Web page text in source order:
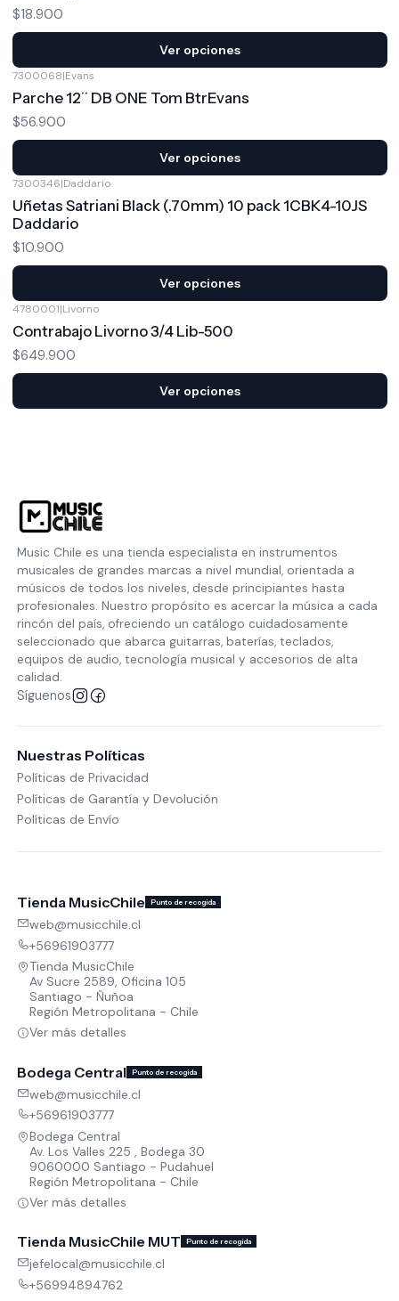
$18.900
Ver opciones
7300068|Evans
Parche 12¨ DB ONE Tom BtrEvans
$56.900
Ver opciones
7300346|Daddario
Uñetas Satriani Black (.70mm) 10 pack 1CBK4-10JS
Daddario
$10.900
Ver opciones
4780001|Livorno
Contrabajo Livorno 3/4 Lib-500
$649.900
Ver opciones
Music Chile es una tienda especialista en instrumentos
musicales de grandes marcas a nivel mundial, orientada a
músicos de todos los niveles, desde principiantes hasta
profesionales. Nuestro propósito es acercar la música a cada
rincón del país, ofreciendo un catálogo cuidadosamente
seleccionado que abarca guitarras, baterías, teclados,
equipos de audio, tecnología musical y accesorios de alta
calidad.
Síguenos
Nuestras Políticas
Políticas de Privacidad
Políticas de Garantía y Devolución
Políticas de Envío
Tienda MusicChile Punto de recogida
web@musicchile.cl
+56961903777
Tienda MusicChile
Av Sucre 2589, Oficina 105
Santiago - Ñuñoa
Región Metropolitana - Chile
Ver más detalles
Bodega Central Punto de recogida
web@musicchile.cl
+56961903777
Bodega Central
Av. Los Valles 225 , Bodega 30
9060000 Santiago - Pudahuel
Región Metropolitana - Chile
Ver más detalles
Tienda MusicChile MUT Punto de recogida
jefelocal@musicchile.cl
+56994894762